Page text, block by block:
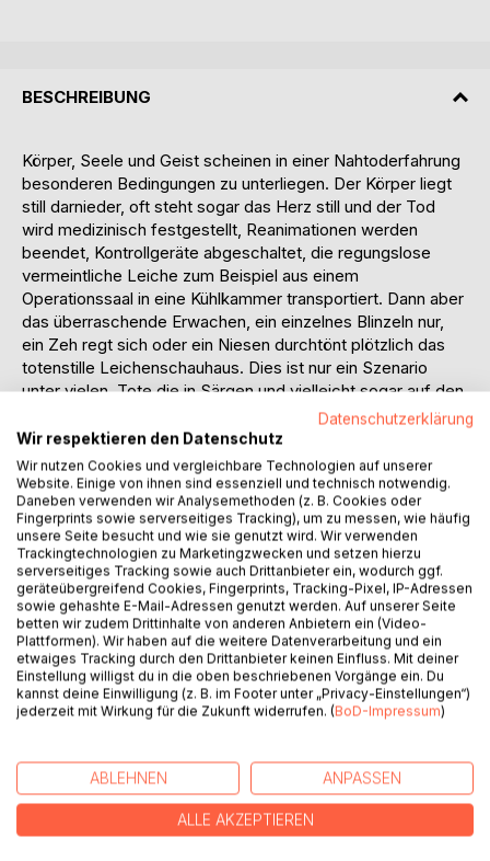
BESCHREIBUNG
Körper, Seele und Geist scheinen in einer Nahtoderfahrung
besonderen Bedingungen zu unterliegen. Der Körper liegt
still darnieder, oft steht sogar das Herz still und der Tod
wird medizinisch festgestellt, Reanimationen werden
beendet, Kontrollgeräte abgeschaltet, die regungslose
vermeintliche Leiche zum Beispiel aus einem
Operationssaal in eine Kühlkammer transportiert. Dann aber
das überraschende Erwachen, ein einzelnes Blinzeln nur,
ein Zeh regt sich oder ein Niesen durchtönt plötzlich das
totenstille Leichenschauhaus. Dies ist nur ein Szenario
unter vielen, Tote die in Särgen und vielleicht sogar auf den
eigenen Beerdigungen wach wurden, bevor es zu spät war
(und metertiefe Erde den Tod tatsächlich herbeiführt).
Einst gab es die Furcht vor dem Scheintod, während heute
manch einer kaum Bedenken hat, den viel
unterschwelligeren Status eines sogenannten Hirntodes für
Organentnahmen freizugeben. Nicht hirntot, sondern
ärztlich festgestellt tot sind viele Menschen während einer
Nahtoderfahrung, also biologisch tot, medizinisch nicht
revidierbar. Was aber geschieht genauer in einer
Nahtoderfahrung, sei es in vermeintlichem biologischen
Tod oder auch niedrigschwelliger? Was unterscheidet die
Seele und den Geist im Leben, in der Grenzerfahrung des
Nahtods, darüber hinaus aber auch im eigentlichen,
tatsächlich nicht mehr revidierbaren Tod (bei dem sich
Welche Zusammenhänge bestehen zwischen unserer
zeitlich-materiellen Welt und einer scheinbar zeitlos-
ewigen Sphäre, in die sich Nahtoderfahrende versetzt
finden? Von der Höllenerfahrung bis zur Lichtgestalt - viele
Datenschutzerklärung
Wir respektieren den Datenschutz
Wir nutzen Cookies und vergleichbare Technologien auf unserer
Website. Einige von ihnen sind essenziell und technisch notwendig.
Daneben verwenden wir Analysemethoden (z. B. Cookies oder
Fingerprints sowie serverseitiges Tracking), um zu messen, wie häufig
unsere Seite besucht und wie sie genutzt wird. Wir verwenden
Trackingtechnologien zu Marketingzwecken und setzen hierzu
serverseitiges Tracking sowie auch Drittanbieter ein, wodurch ggf.
geräteübergreifend Cookies, Fingerprints, Tracking-Pixel, IP-Adressen
sowie gehashte E-Mail-Adressen genutzt werden. Auf unserer Seite
betten wir zudem Drittinhalte von anderen Anbietern ein (Video-
Plattformen). Wir haben auf die weitere Datenverarbeitung und ein
etwaiges Tracking durch den Drittanbieter keinen Einfluss. Mit deiner
Einstellung willigst du in die oben beschriebenen Vorgänge ein. Du
kannst deine Einwilligung (z. B. im Footer unter „Privacy-Einstellungen“)
jederzeit mit Wirkung für die Zukunft widerrufen. (BoD-Impressum)
ABLEHNEN ANPASSEN
ALLE AKZEPTIEREN